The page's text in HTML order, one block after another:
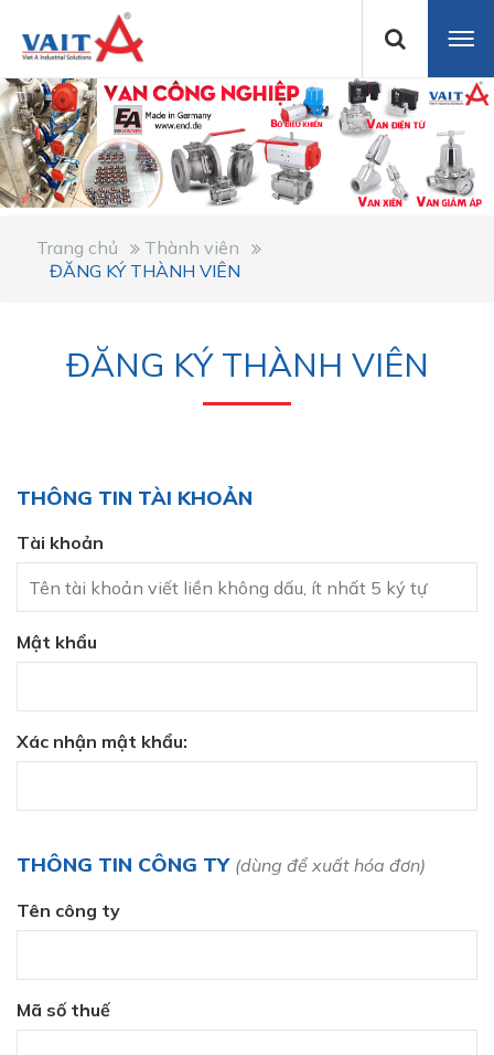
Trang chủ
Thành viên
ĐĂNG KÝ THÀNH VIÊN
ĐĂNG KÝ THÀNH VIÊN
THÔNG TIN TÀI KHOẢN
Tài khoản
Mật khẩu
Xác nhận mật khẩu:
THÔNG TIN CÔNG TY (dùng để xuất hóa đơn)
Tên công ty
Mã số thuế